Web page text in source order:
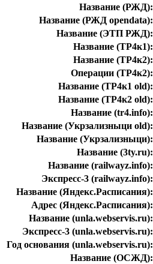
Название (РЖД):
Название (РЖД opendata):
Название (ЭТП РЖД):
Название (ТР4к1):
Название (ТР4к2):
Операции (ТР4к2):
Название (ТР4к1 old):
Название (ТР4к2 old):
Название (tr4.info):
Название (Укрзализныци old):
Название (Укрзализныци):
Название (3ty.ru):
Название (railwayz.info):
Экспресс-3 (railwayz.info):
Название (Яндекс.Расписания):
Адрес (Яндекс.Расписания):
Название (unla.webservis.ru):
Экспресс-3 (unla.webservis.ru):
Год основания (unla.webservis.ru):
Название (ОСЖД):